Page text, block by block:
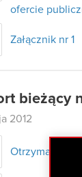
ofercie
Załącznik nr 1
bieżący
2012
Otrzymanie